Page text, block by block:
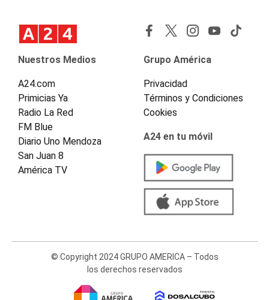
Nuestros Medios
A24.com
Primicias Ya
Radio La Red
FM Blue
Diario Uno Mendoza
San Juan 8
América TV
Grupo América
Privacidad
Términos y Condiciones
Cookies
A24 en tu móvil
© Copyright 2024 GRUPO AMERICA – Todos
los derechos reservados